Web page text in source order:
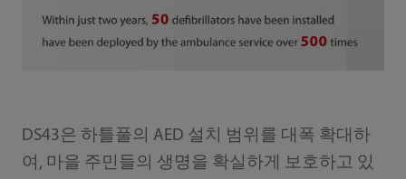
DS43은 하틀풀의 AED 설치 범위를 대폭 확대하
여, 마을 주민들의 생명을 확실하게 보호하고 있